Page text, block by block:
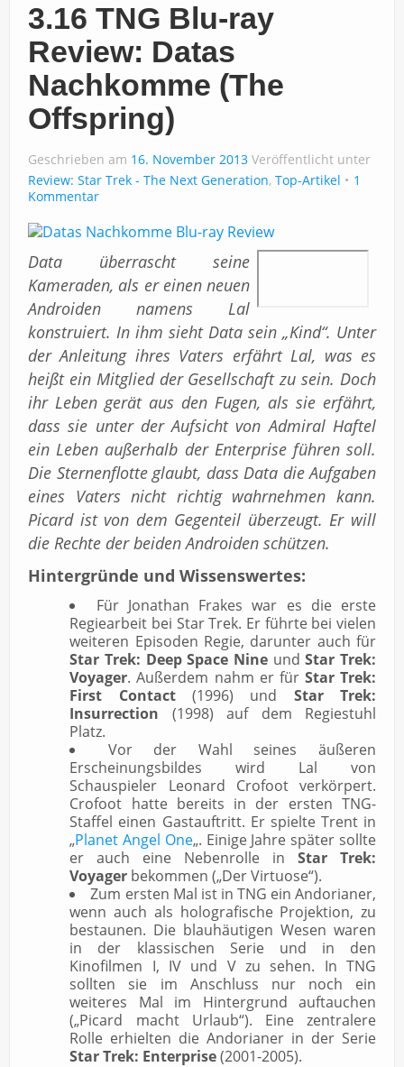
3.16 TNG Blu-ray
Review: Datas
Nachkomme (The
Offspring)
Geschrieben am 16. November 2013 Veröffentlicht unter
Review: Star Trek - The Next Generation, Top-Artikel
1
Kommentar
Data überrascht seine
Kameraden, als er einen neuen
Androiden namens Lal
konstruiert. In ihm sieht Data sein „Kind“. Unter
der Anleitung ihres Vaters erfährt Lal, was es
heißt ein Mitglied der Gesellschaft zu sein. Doch
ihr Leben gerät aus den Fugen, als sie erfährt,
dass sie unter der Aufsicht von Admiral Haftel
ein Leben außerhalb der Enterprise führen soll.
Die Sternenflotte glaubt, dass Data die Aufgaben
eines Vaters nicht richtig wahrnehmen kann.
Picard ist von dem Gegenteil überzeugt. Er will
die Rechte der beiden Androiden schützen.
Hintergründe und Wissenswertes:
Für Jonathan Frakes war es die erste
Regiearbeit bei Star Trek. Er führte bei vielen
weiteren Episoden Regie, darunter auch für
Star Trek: Deep Space Nine undStar Trek:
Voyager. Außerdem nahm er für Star Trek:
First Contact(1996) und Star Trek:
Insurrection (1998) auf dem Regiestuhl
Platz.
Vor der Wahl seines äußeren
Erscheinungsbildes wird Lal von
Schauspieler Leonard Crofoot verkörpert.
Crofoot hatte bereits in der ersten TNG-
Staffel einen Gastauftritt. Er spielte Trent in
„Planet Angel One„. Einige Jahre später sollte
er auch eine Nebenrolle inStar Trek:
Voyager bekommen („Der Virtuose“).
Zum ersten Mal ist in TNG ein Andorianer,
wenn auch als holografische Projektion, zu
bestaunen. Die blauhäutigen Wesen waren
in der klassischen Serie und in den
Kinofilmen I, IV und V zu sehen. In TNG
sollten sie im Anschluss nur noch ein
weiteres Mal im Hintergrund auftauchen
(„Picard macht Urlaub“). Eine zentralere
Rolle erhielten die Andorianer in der Serie
Star Trek: Enterprise(2001-2005).